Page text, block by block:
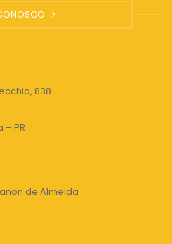
838
– PR
de Almeida